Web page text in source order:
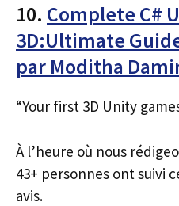
10. Complete C#
3D:Ultimate
par Moditha
“Your first 3D Unity
À l’heure où nous
43+ personnes ont suivi
avis.